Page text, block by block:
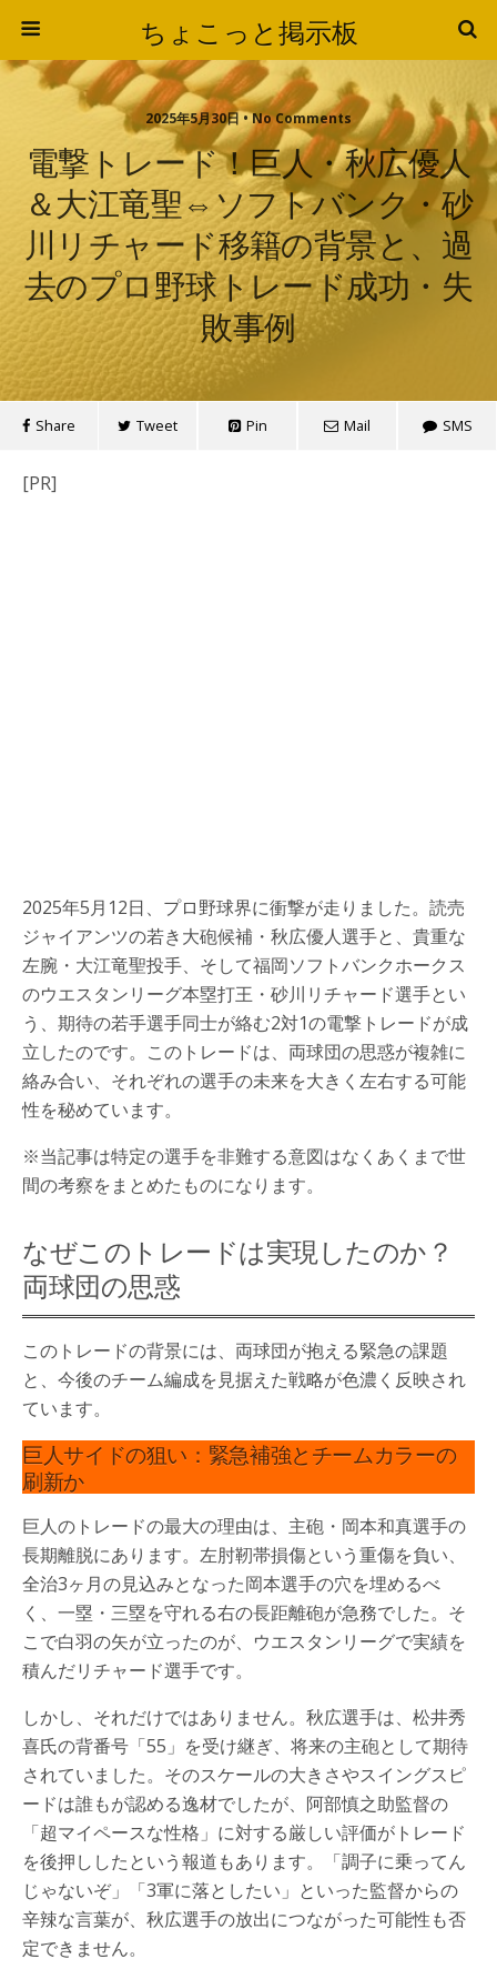
ちょこっと掲示板
2025年5月30日 • No Comments
電撃トレード！巨人・秋広優人
＆大江竜聖⇔ソフトバンク・砂
川リチャード移籍の背景と、過
去のプロ野球トレード成功・失
敗事例
Share Tweet Pin Mail SMS
[PR]
2025年5月12日、プロ野球界に衝撃が走りました。読売
ジャイアンツの若き大砲候補・秋広優人選手と、貴重な
左腕・大江竜聖投手、そして福岡ソフトバンクホークス
のウエスタンリーグ本塁打王・砂川リチャード選手とい
う、期待の若手選手同士が絡む2対1の電撃トレードが成
立したのです。このトレードは、両球団の思惑が複雑に
絡み合い、それぞれの選手の未来を大きく左右する可能
性を秘めています。
※当記事は特定の選手を非難する意図はなくあくまで世
間の考察をまとめたものになります。
なぜこのトレードは実現したのか？
両球団の思惑
このトレードの背景には、両球団が抱える緊急の課題
と、今後のチーム編成を見据えた戦略が色濃く反映され
ています。
巨人サイドの狙い：緊急補強とチームカラーの
刷新か
巨人のトレードの最大の理由は、主砲・岡本和真選手の
長期離脱にあります。左肘靭帯損傷という重傷を負い、
全治3ヶ月の見込みとなった岡本選手の穴を埋めるべ
く、一塁・三塁を守れる右の長距離砲が急務でした。そ
こで白羽の矢が立ったのが、ウエスタンリーグで実績を
積んだリチャード選手です。
しかし、それだけではありません。秋広選手は、松井秀
喜氏の背番号「55」を受け継ぎ、将来の主砲として期待
されていました。そのスケールの大きさやスイングスピ
ードは誰もが認める逸材でしたが、阿部慎之助監督の
「超マイペースな性格」に対する厳しい評価がトレード
を後押ししたという報道もあります。「調子に乗ってん
じゃないぞ」「3軍に落としたい」といった監督からの
辛辣な言葉が、秋広選手の放出につながった可能性も否
定できません。